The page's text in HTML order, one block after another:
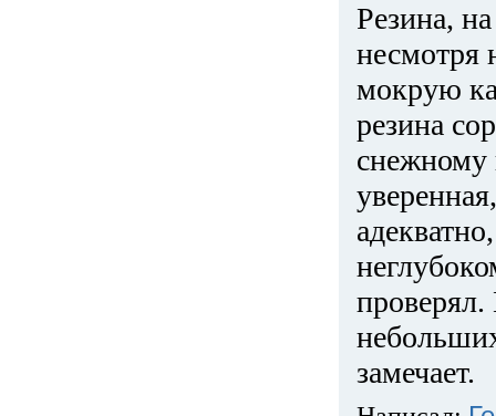
Резина,
несмотря
мокрую
резина
снежному
замечает.